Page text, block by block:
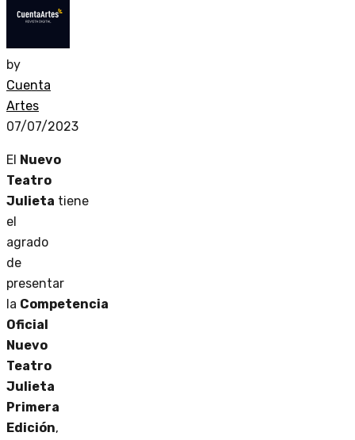
by
Cuenta
Artes
07/07/2023
El Nuevo
Teatro
Julieta tiene
el
agrado
de
presentar
la Competencia
Oficial
Nuevo
Teatro
Julieta
Primera
Edición,